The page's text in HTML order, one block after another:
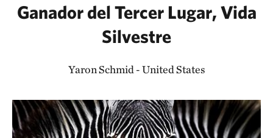
Ganador del Tercer Lugar, Vida
Silvestre
Yaron Schmid - United States